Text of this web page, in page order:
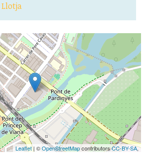
Llotja
Leaflet| ©OpenStreetMapcontributorsCC-BY-SA,